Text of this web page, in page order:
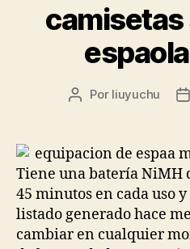
Autor
entrada
Por liuyuchu
Tiene una batería NiMH
45 minutos en cada uso
listado generado hace
cambiar en cualquier